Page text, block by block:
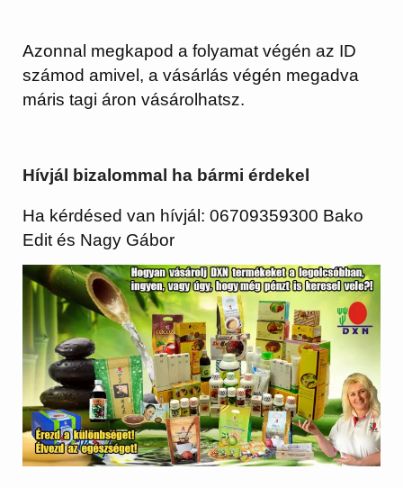
Azonnal megkapod a folyamat végén az ID
számod amivel, a vásárlás végén megadva
máris tagi áron vásárolhatsz.
Hívjál bizalommal ha bármi érdekel
Ha kérdésed van hívjál: 06709359300 Bako
Edit és Nagy Gábor